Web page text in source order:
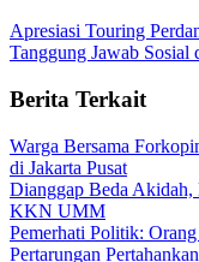
Apresiasi Touring
Tanggung Jawab Sosial
Berita Terkait
Warga Bersama
di Jakarta Pusat
Dianggap Beda
KKN UMM
Pemerhati Politik:
Pertarungan